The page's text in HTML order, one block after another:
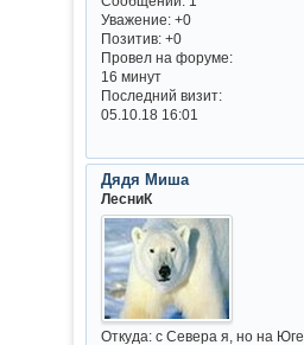
Уважение: +0
Позитив: +0
Провел на форуме:
16 минут
Последний визит:
05.10.18 16:01
Дядя Миша
ЛесниК
Откуда:с Севера я, но на Юге